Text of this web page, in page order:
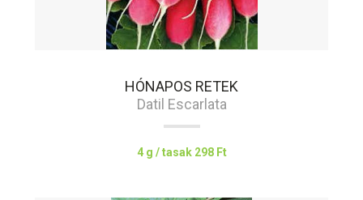
HÓNAPOS RETEK
Datil Escarlata
4 g / tasak 298 Ft